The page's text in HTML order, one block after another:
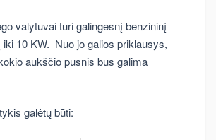
valytuvai turi galingesnį benzininį
10 KW. Nuo jo galios priklausys,
aukščio pusnis bus galima
galėtų būti: